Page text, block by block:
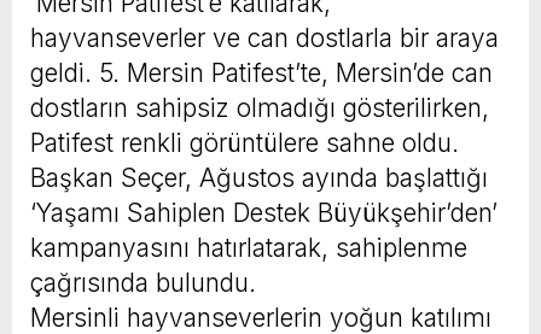
hayvanseverler ve can dostlarla bir araya
geldi. 5. Mersin Patifest’te, Mersin’de can
dostların sahipsiz olmadığı gösterilirken,
Patifest renkli görüntülere sahne oldu.
Başkan Seçer, Ağustos ayında başlattığı
‘Yaşamı Sahiplen Destek Büyükşehir’den’
kampanyasını hatırlatarak, sahiplenme
çağrısında bulundu.
Mersinli hayvanseverlerin yoğun katılımı